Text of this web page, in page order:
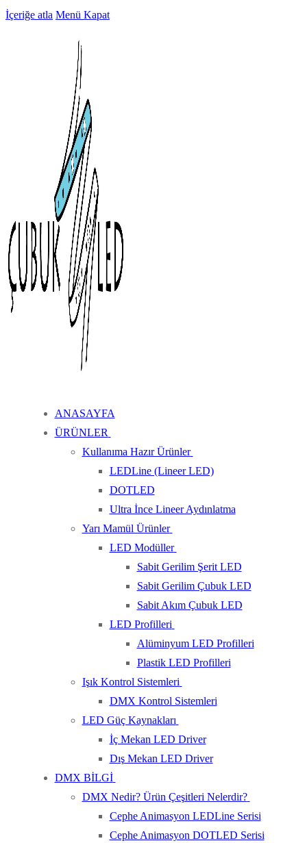
İçeriğe atla Menü Kapat
ANASAYFA
ÜRÜNLER
Kullanıma Hazır Ürünler
LEDLine (Lineer LED)
DOTLED
Ultra İnce Lineer Aydınlatma
Yarı Mamül Ürünler
LED Modüller
Sabit Gerilim Şerit LED
Sabit Gerilim Çubuk LED
Sabit Akım Çubuk LED
LED Profilleri
Alüminyum LED Profilleri
Plastik LED Profilleri
Işık Kontrol Sistemleri
DMX Kontrol Sistemleri
LED Güç Kaynakları
İç Mekan LED Driver
Dış Mekan LED Driver
DMX BİLGİ
DMX Nedir? Ürün Çeşitleri Nelerdir?
Cephe Animasyon LEDLine Serisi
Cephe Animasyon DOTLED Serisi